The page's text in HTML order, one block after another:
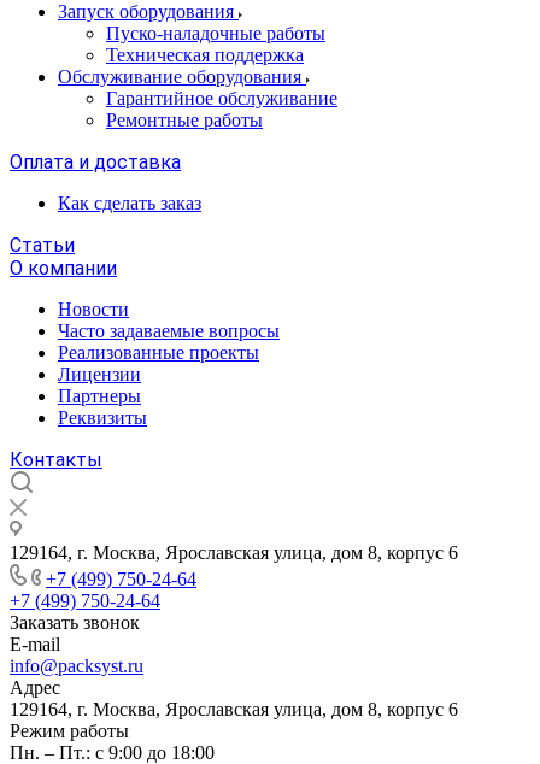
Запуск оборудования
Пуско-наладочные работы
Техническая поддержка
Обслуживание оборудования
Гарантийное обслуживание
Ремонтные работы
Оплата и доставка
Как сделать заказ
Статьи
О компании
Новости
Часто задаваемые вопросы
Реализованные проекты
Лицензии
Партнеры
Реквизиты
Контакты
129164, г. Москва, Ярославская улица, дом 8, корпус 6
+7 (499) 750-24-64
+7 (499) 750-24-64
Заказать звонок
E-mail
info@packsyst.ru
Адрес
129164, г. Москва, Ярославская улица, дом 8, корпус 6
Режим работы
Пн. – Пт.: с 9:00 до 18:00